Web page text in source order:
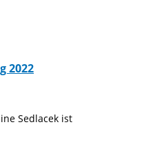
2022
Sedlacek ist